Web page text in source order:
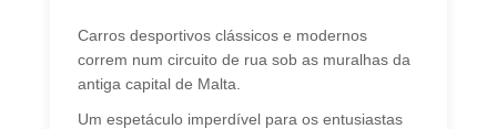
Carros desportivos clássicos e modernos
correm num circuito de rua sob as muralhas da
antiga capital de Malta.
Um espetáculo imperdível para os entusiastas